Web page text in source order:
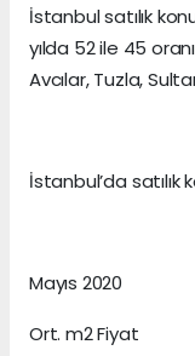
İstanbul satılık
yılda 52 ile 45
Avcılar, Tuzla,
İstanbul’da
Mayıs 2020
Ort. m2 Fiyat